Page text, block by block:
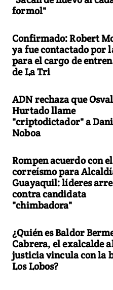
formol"
Confirmado: Robert
ya fue contactado por
para el cargo de
de La Tri
ADN rechaza que
Hurtado llame
"criptodictador" a
Noboa
Rompen acuerdo con el
correísmo para
Guayaquil: líderes
contra candidata
"chimbadora"
¿Quién es Baldor
Cabrera, el exalcalde
justicia vincula con la
Los Lobos?